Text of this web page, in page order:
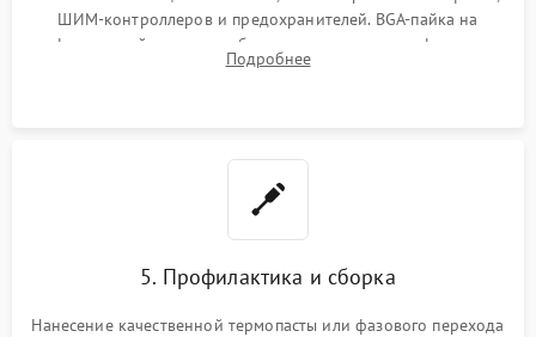
ШИМ-контроллеров и предохранителей. BGA-пайка на
инфракрасной станции реболлинг или замена графического
чипа и дефектной памяти GDDR. Прошивка BIOS
Подробнее
5. Профилактика и сборка
Нанесение качественной термопасты или фазового перехода